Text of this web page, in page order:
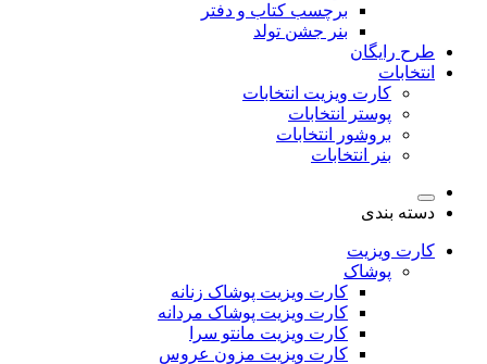
برچسب کتاب و دفتر
بنر جشن تولد
طرح رایگان
انتخابات
کارت ویزیت انتخابات
پوستر انتخابات
بروشور انتخابات
بنر انتخابات
دسته بندی
کارت ویزیت
پوشاک
کارت ویزیت پوشاک زنانه
کارت ویزیت پوشاک مردانه
کارت ویزیت مانتو سرا
کارت ویزیت مزون عروس